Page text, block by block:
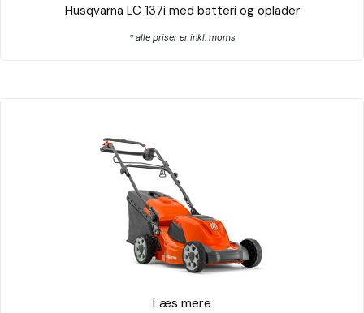
Husqvarna LC 137i med batteri og oplader
* alle priser er inkl. moms
Læs mere